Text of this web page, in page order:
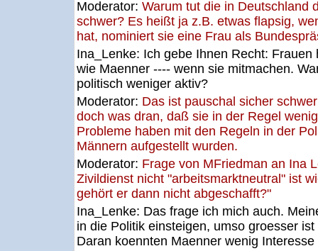
Moderator: Warum tut die in Deutschland
schwer? Es heißt ja z.B. etwas flapsig,
hat, nominiert sie eine Frau als
Ina_Lenke: Ich gebe Ihnen Recht:
wie Maenner ---- wenn sie mitmachen.
politisch weniger aktiv?
Moderator: Das ist pauschal sicher
doch was dran, daß sie in der Regel
Probleme haben mit den Regeln in der
Männern aufgestellt wurden.
Moderator: Frage von MFriedman an
Zivildienst nicht "arbeitsmarktneutral" ist
gehört er dann nicht abgeschafft?"
Ina_Lenke: Das frage ich mich auch.
in die Politik einsteigen, umso groesser
Daran koennten Maenner wenig Interesse